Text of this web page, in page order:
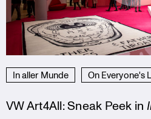
In aller Munde On Everyone's
VW Art4All: Sneak Peek in